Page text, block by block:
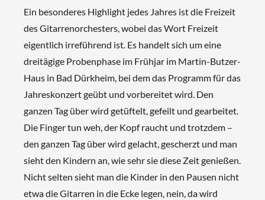
Ein besonderes Highlight jedes Jahres ist die Freizeit
des Gitarrenorchesters, wobei das Wort Freizeit
eigentlich irreführend ist. Es handelt sich um eine
dreitägige Probenphase im Frühjar im Martin-Butzer-
Haus in Bad Dürkheim, bei dem das Programm für das
Jahreskonzert geübt und vorbereitet wird. Den
ganzen Tag über wird getüftelt, gefeilt und gearbeitet.
Die Finger tun weh, der Kopf raucht und trotzdem –
den ganzen Tag über wird gelacht, gescherzt und man
sieht den Kindern an, wie sehr sie diese Zeit genießen.
Nicht selten sieht man die Kinder in den Pausen nicht
etwa die Gitarren in die Ecke legen, nein, da wird